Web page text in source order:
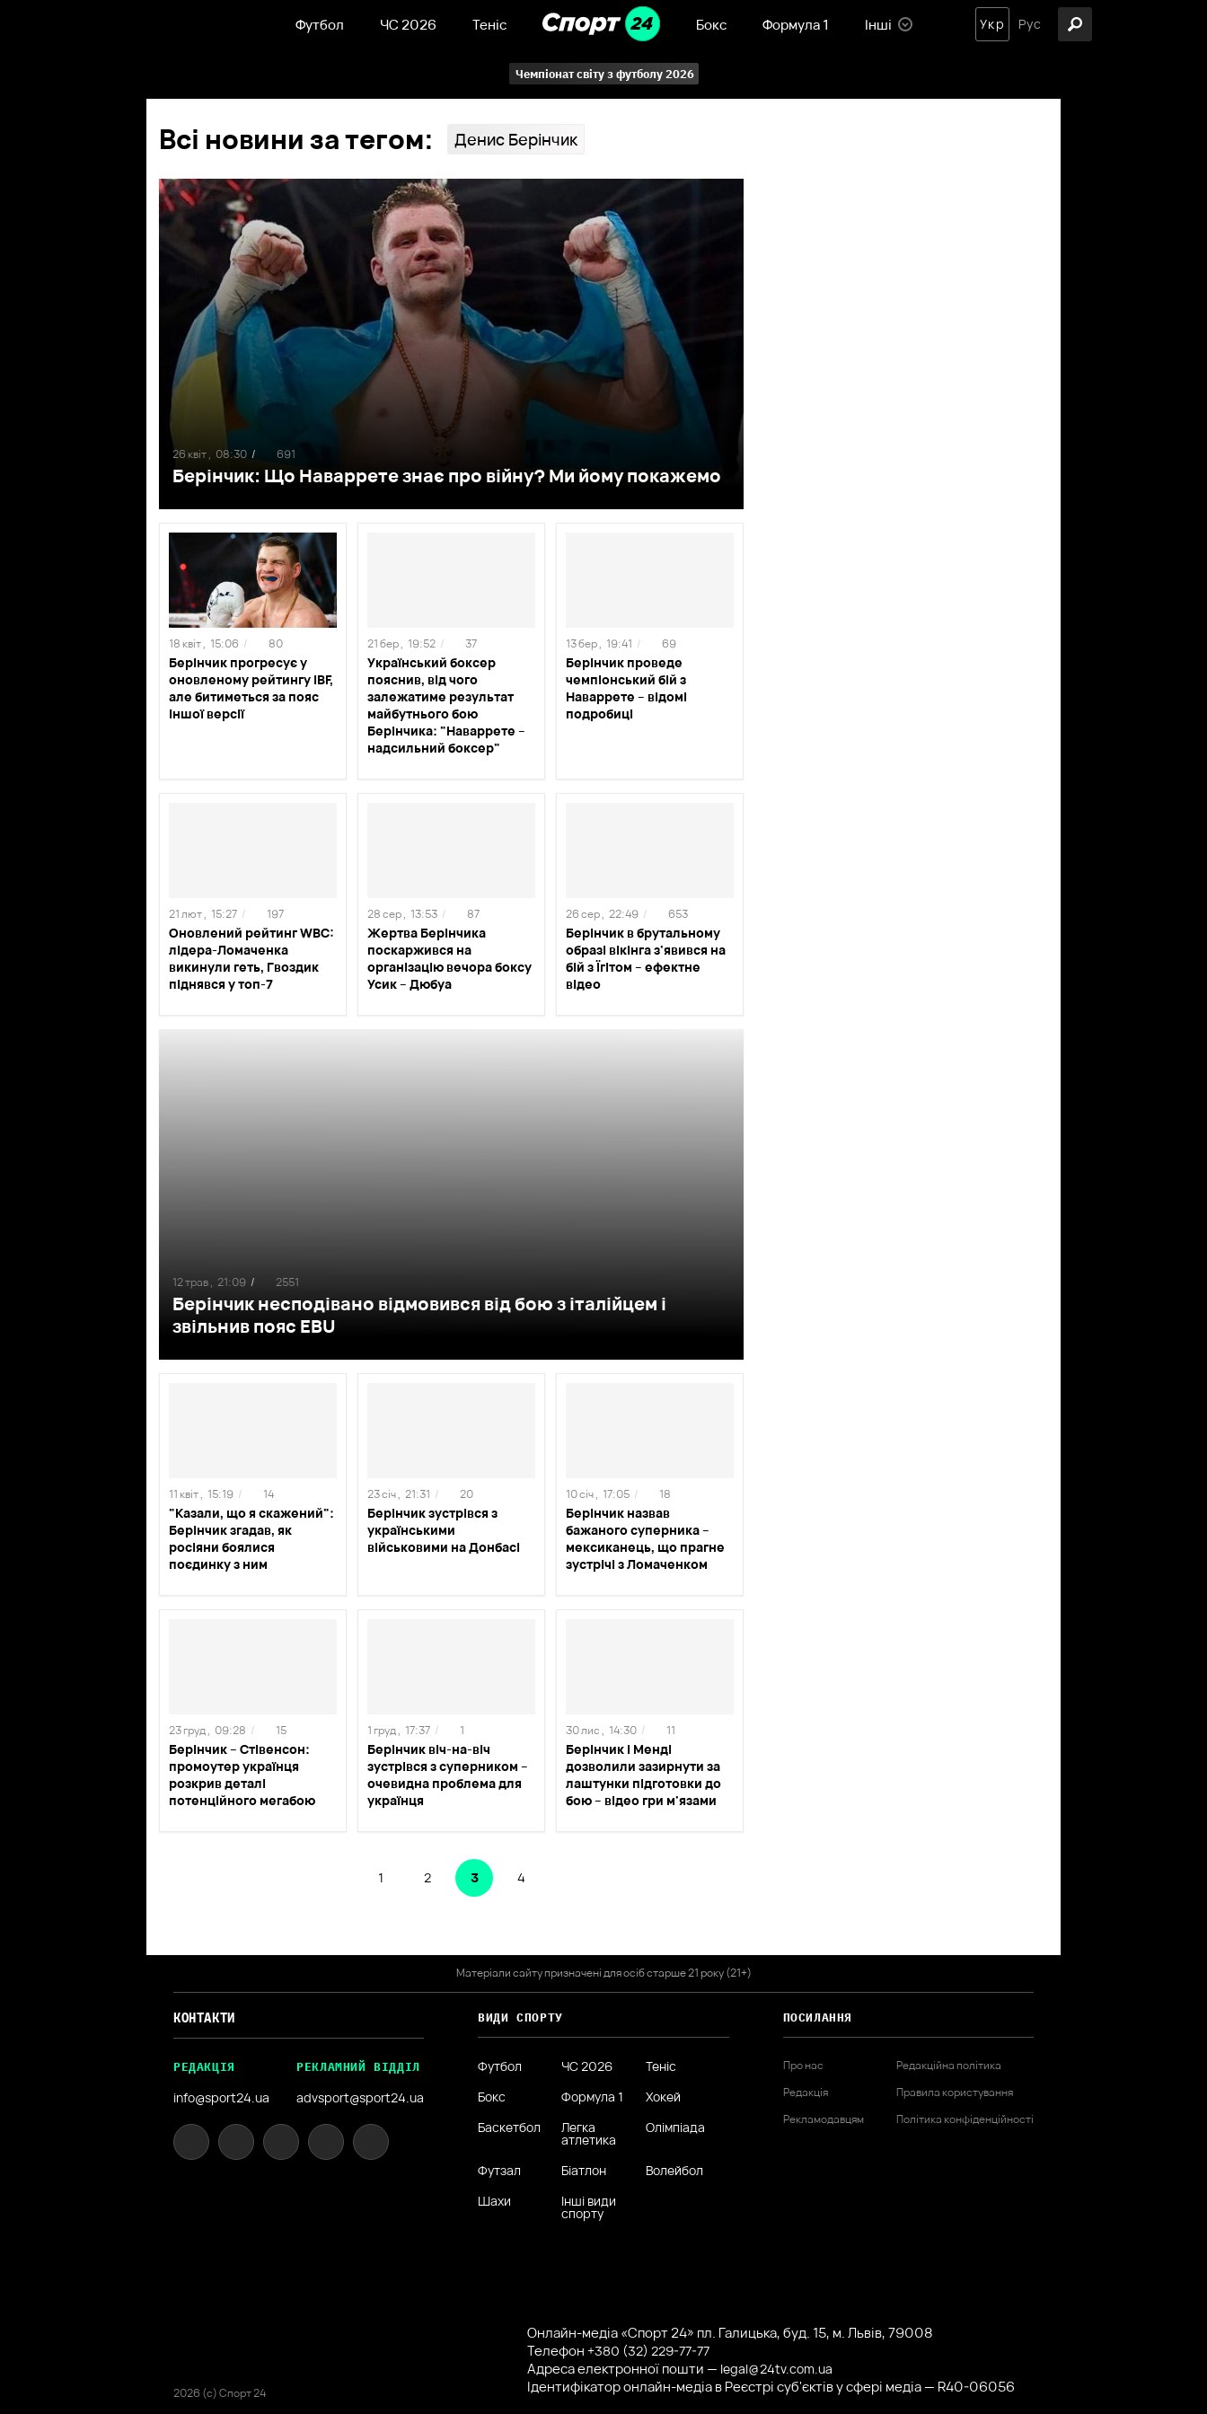
Футбол ЧС 2026 Теніс Бокс Формула 1 Інші Укр Рус
Чемпіонат світу з футболу 2026
Всі новини за тегом: Денис Берінчик
Берінчик: Що Наваррете знає про війну? Ми йому покажемо
26 квіт , 08:30 / 691
Берінчик прогресує у
оновленому рейтингу IBF,
але битиметься за пояс
іншої версії
18 квіт , 15:06 / 80
Український боксер
пояснив, від чого
залежатиме результат
майбутнього бою
Берінчика: "Наваррете –
надсильний боксер"
21 бер , 19:52 / 37
Берінчик проведе
чемпіонський бій з
Наваррете – відомі
подробиці
13 бер , 19:41 / 69
Оновлений рейтинг WBС:
лідера-Ломаченка
викинули геть, Гвоздик
піднявся у топ-7
21 лют , 15:27 / 197
Жертва Берінчика
поскаржився на
організацію вечора боксу
Усик – Дюбуа
28 сер , 13:53 / 87
Берінчик в брутальному
образі вікінга з'явився на
бій з Їгітом – ефектне
відео
26 сер , 22:49 / 653
Берінчик несподівано відмовився від бою з італійцем і
звільнив пояс EBU
12 трав , 21:09 / 2551
"Казали, що я скажений":
Берінчик згадав, як
росіяни боялися
поєдинку з ним
11 квіт , 15:19 / 14
Берінчик зустрівся з
українськими
військовими на Донбасі
23 січ , 21:31 / 20
Берінчик назвав
бажаного суперника –
мексиканець, що прагне
зустрічі з Ломаченком
10 січ , 17:05 / 18
Берінчик – Стівенсон:
промоутер українця
розкрив деталі
потенційного мегабою
23 груд , 09:28 / 15
Берінчик віч-на-віч
зустрівся з суперником –
очевидна проблема для
українця
1 груд , 17:37 / 1
Берінчик і Менді
дозволили зазирнути за
лаштунки підготовки до
бою – відео гри м'язами
30 лис , 14:30 / 11
1 2 3 4
Матеріали сайту призначені для осіб старше 21 року (21+)
КОНТАКТИ
РЕДАКЦІЯ
info@sport24.ua
РЕКЛАМНИЙ ВІДДІЛ
advsport@sport24.ua
ВИДИ СПОРТУ
Футбол ЧС 2026
Теніс
Бокс
Формула 1
Хокей
Баскетбол
Легка
атлетика
Олімпіада
Футзал Біатлон
Волейбол
Шахи
Інші види
спорту
ПОСИЛАННЯ
Про нас
Редакція
Рекламодавцям
Редакційна політика
Правила користування
Політика конфіденційності
2026 (с) Спорт 24
Онлайн-медіа «Спорт 24» пл. Галицька, буд. 15, м. Львів, 79008
Телефон+380 (32) 229-77-77
Адреса електронної пошти — legal@24tv.com.ua
Ідентифікатор онлайн-медіа в Реєстрі суб'єктів у сфері медіа — R40-06056